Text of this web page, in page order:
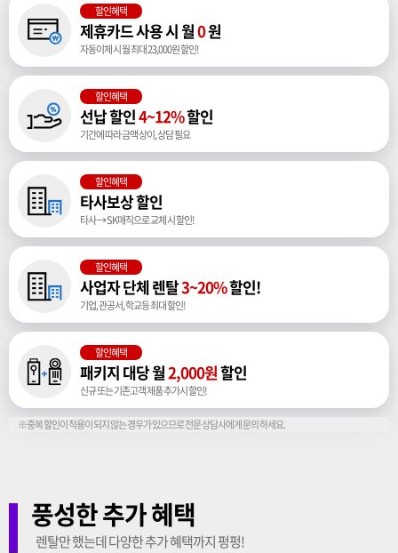
할인혜택
제휴카드 사용 시 월0원
자동이체 시 월 최대 23,000원 할인!
할인혜택
선납 할인4~12%할인
기간에 따라 금액 상이, 상담 필요
할인혜택
타사보상 할인
타사 → SK매직으로 교체 시 할인!
할인혜택
사업자 단체 렌탈3~20%할인!
기업, 관공서, 학교등 최대 할인!
할인혜택
패키지 대당 월2,000원할인
신규 또는 기존고객 제품 추가시 할인!
※중복 할인이 적용이 되지 않는 경우가 있으므로 전문 상담사에게 문의 하세요.
풍성한 추가 혜택
렌탈만 했는데 다양한 추가 혜택까지 펑펑!